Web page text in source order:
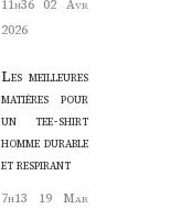
11h36 02 Avr
2026
Les meilleures
matières pour
un tee-shirt
homme durable
et respirant
7h13
19 Mar